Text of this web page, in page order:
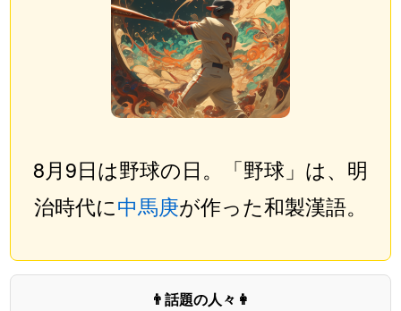
8月9日は野球の日。「野球」は、明
治時代に中馬庚が作った和製漢語。
👨話題の人々👩